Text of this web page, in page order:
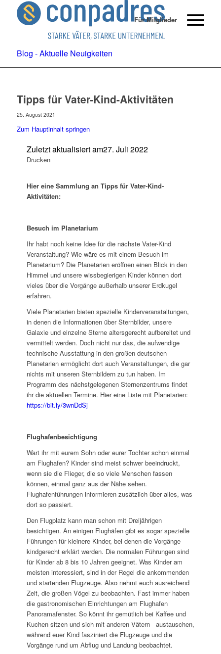
Für Mitglieder
Blog - Aktuelle Neuigkeiten
Tipps für Vater-Kind-Aktivitäten
25. August 2021
Zum Hauptinhalt springen
Zuletzt aktualisiert am27. Juli 2022
Drucken
Hier eine Sammlung an Tipps für Vater-Kind-
Aktivitäten:
Besuch im Planetarium
Ihr habt noch keine Idee für die nächste Vater-Kind
Veranstaltung? Wie wäre es mit einem Besuch im
Planetarium? Die Planetarien eröffnen einen Blick in den
Himmel und unsere wissbegierigen Kinder können dort
vieles über die Vorgänge außerhalb unserer Erdkugel
erfahren.
Viele Planetarien bieten spezielle Kinderveranstaltungen,
in denen die Informationen über Sternbilder, unsere
Galaxie und einzelne Sterne altersgerecht aufbereitet und
vermittelt werden. Doch nicht nur das, die aufwendige
technische Ausstattung in den großen deutschen
Planetarien ermöglicht dort auch Veranstaltungen, die gar
nichts mit unseren Sternbildern zu tun haben. Im
Programm des nächstgelegenen Sternenzentrums findet
ihr die aktuellen Termine. Hier eine Liste mit Planetarien:
https://bit.ly/3wnDdSj
Flughafenbesichtigung
Wart ihr mit eurem Sohn oder eurer Tochter schon einmal
am Flughafen? Kinder sind meist schwer beeindruckt,
wenn sie die Flieger, die so viele Menschen fassen
können, einmal ganz aus der Nähe sehen.
Flughafenführungen informieren zusätzlich über alles, was
dort so passiert.
Den Flugplatz kann man schon mit Dreijährigen
besichtigen. An einigen Flughäfen gibt es sogar spezielle
Führungen für kleinere Kinder, bei denen die Vorgänge
kindgerecht erklärt werden. Die normalen Führungen sind
für Kinder ab 8 bis 10 Jahren geeignet. Was Kinder am
meisten interessiert, sind in der Regel die ankommenden
und startenden Flugzeuge. Also nehmt euch ausreichend
Zeit, die großen Vögel zu beobachten. Fast immer haben
die gastronomischen Einrichtungen am Flughafen
Panoramafenster. So könnt ihr gemütlich bei Kaffee und
Kuchen sitzen und sich mit anderen Vätern austauschen,
während euer Kind fasziniert die Flugzeuge und die
Vorgänge rund um Abflug und Landung beobachtet.